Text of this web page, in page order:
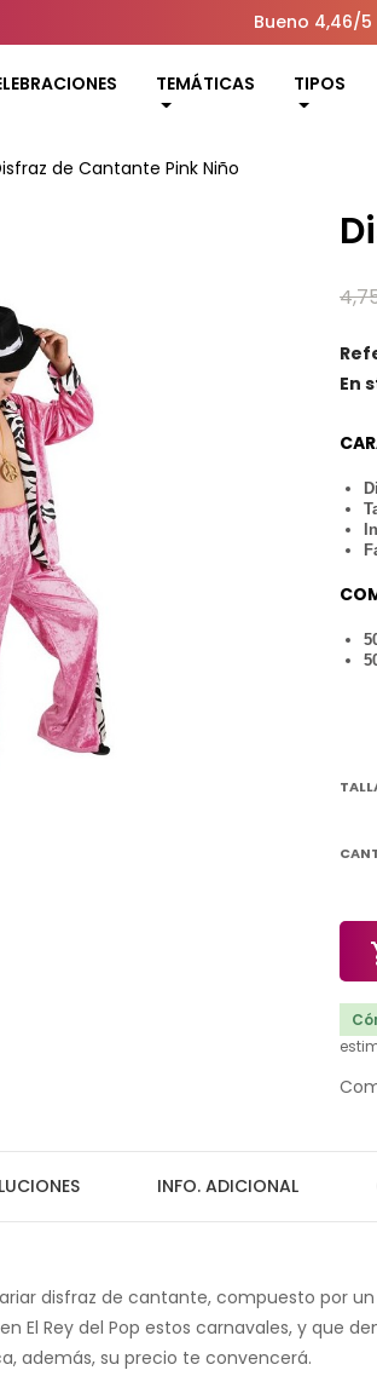
Bueno 4,46/5
TEMÁTICAS TIPOS
de Cantante Pink Niño
En
INFO. ADICIONAL
disfraz de cantante, compuesto por
El Rey del Pop estos carnavales, y que
además, su precio te convencerá.